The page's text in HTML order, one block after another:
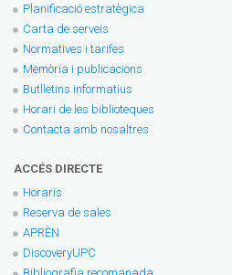
Planificació estratègica
Carta de serveis
Normatives i tarifes
Memòria i publicacions
Butlletins informatius
Horari de les biblioteques
Contacta amb nosaltres
ACCÉS DIRECTE
Horaris
Reserva de sales
APRÈN
DiscoveryUPC